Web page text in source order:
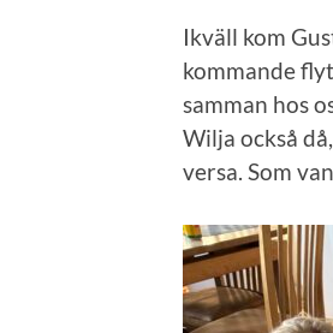
Ikväll kom
kommande
samman hos
Wilja också
versa. Som